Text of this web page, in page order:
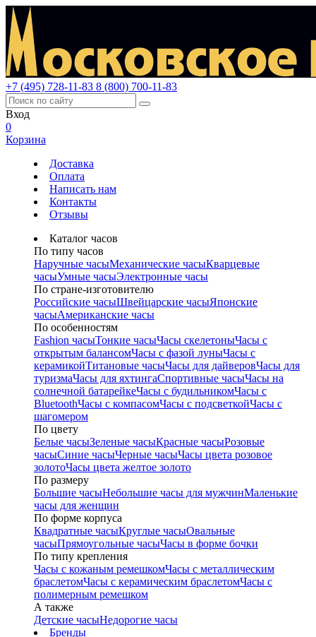
+7 (495) 728-11-83 8 (800) 700-11-83
Вход
0
Корзина
Доставка
Оплата
Написать нам
Контакты
Отзывы
Каталог часов
По типу часов
Наручные часыМеханические часыКварцевые
часыУмные часыЭлектронные часы
По стране-изготовителю
Российские часыШвейцарские часыЯпонские
часыАмериканские часы
По особенностям
Fashion часыТонкие часыЧасы скелетоныЧасы с
открытым балансомЧасы с фазой луныЧасы с
керамикойТитановые часыЧасы для дайверовЧасы для
туризмаЧасы для яхтингаСпортивные часыЧасы на
солнечной батарейкеЧасы с будильникомЧасы с
BluetoothЧасы с компасомЧасы с подсветкойЧасы с
шагомером
По цвету
Белые часыЗеленые часыКрасные часыРозовые
часыСиние часыЧерные часыЧасы цвета розовое
золотоЧасы цвета желтое золото
По размеру
Большие часыНебольшие часы для мужчинМаленькие
часы для женщин
По форме корпуса
Квадратные часыКруглые часыОвальные
часыПрямоугольные часыЧасы в форме бочки
По типу крепления
Часы с кожаным ремешкомЧасы с металлическим
браслетомЧасы с керамическим браслетомЧасы с
полимерным ремешком
А также
Детские часыНедорогие часы
Бренды